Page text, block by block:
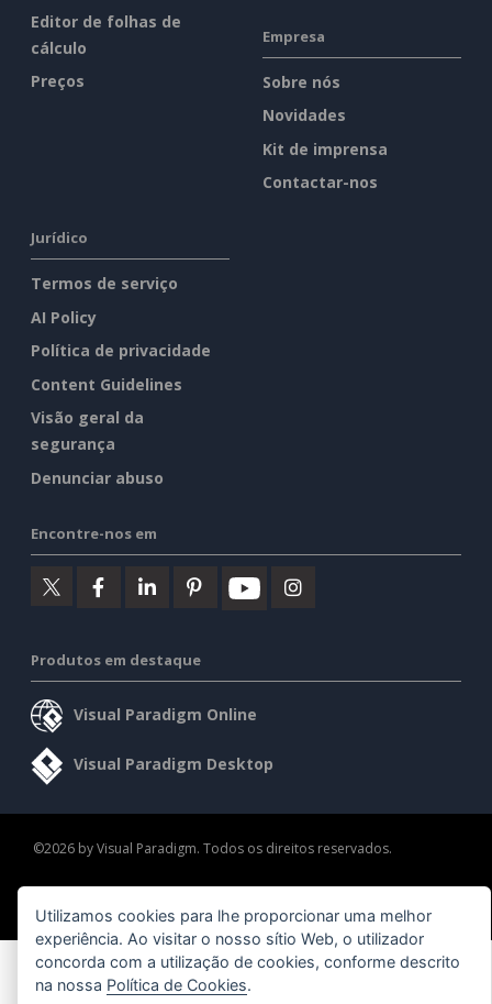
Editor de folhas de
cálculo
Preços
Empresa
Sobre nós
Novidades
Kit de imprensa
Contactar-nos
Jurídico
Termos de serviço
AI Policy
Política de privacidade
Content Guidelines
Visão geral da
segurança
Denunciar abuso
Encontre-nos em
Produtos em destaque
Visual Paradigm Online
Visual Paradigm Desktop
©2026 by Visual Paradigm. Todos os direitos reservados.
Content Guidelines
Visão geral da segurança
Utilizamos cookies para lhe proporcionar uma melhor
experiência. Ao visitar o nosso sítio Web, o utilizador
concorda com a utilização de cookies, conforme descrito
na nossa Política de Cookies.